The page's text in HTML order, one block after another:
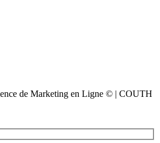
de Marketing en Ligne © | COUTH